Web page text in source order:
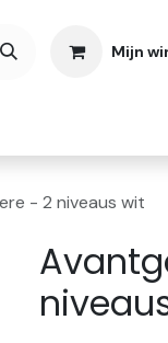
Mijn
- 2 niveaus wit